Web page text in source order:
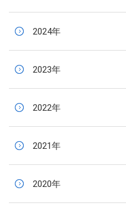
2024年
2023年
2022年
2021年
2020年